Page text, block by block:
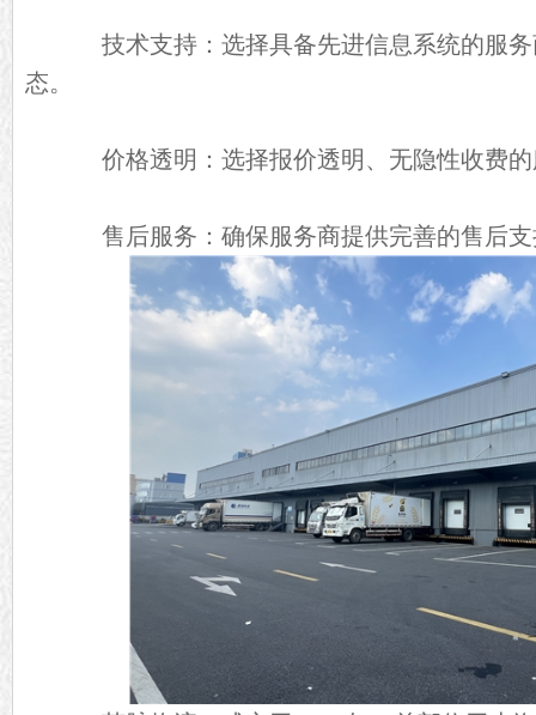
技术支持：选择具备先进信息系统的服务
态。
价格透明：选择报价透明、无隐性收费的
售后服务：确保服务商提供完善的售后支